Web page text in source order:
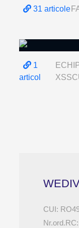
31 articole
1
articol
CUI: